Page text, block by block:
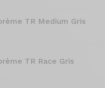
TR Medium Gris
TR Race Gris